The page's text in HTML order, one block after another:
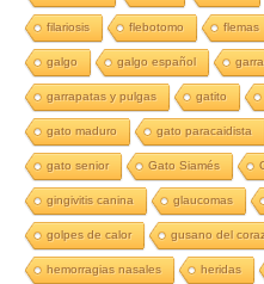
filariosis flebotomo flemas
galgo galgo español
garrapatas y pulgas gatito
gato maduro gato paracaidista
gato senior Gato Siamés
gingivitis canina glaucomas
golpes de calor gusano del
hemorragias nasales heridas